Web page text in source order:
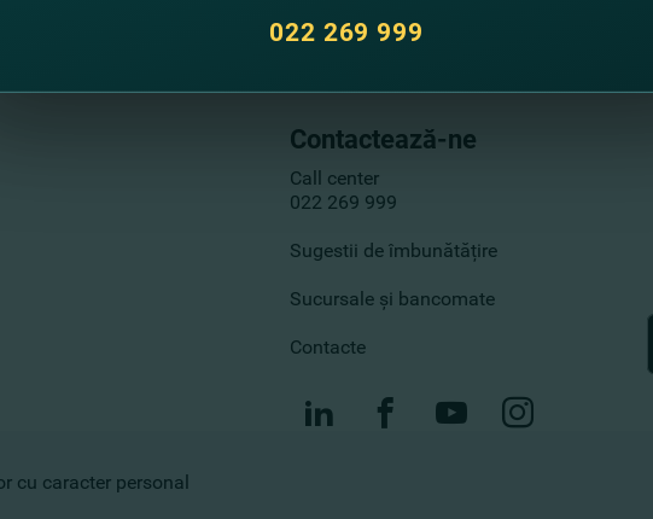
cu caracter personal
Contactează-ne
Call center
022 269 999
Sugestii de îmbunătățire
Sucursale și bancomate
Contacte
022 269 999